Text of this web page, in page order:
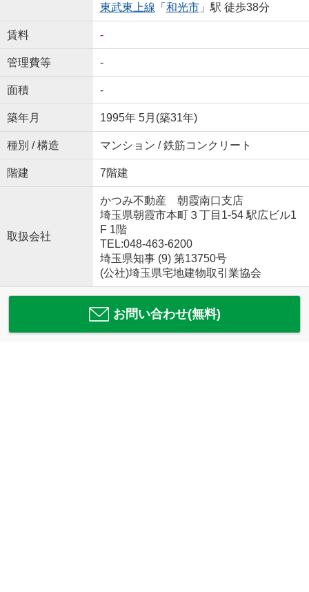
東武東上線 「 和光市」駅 徒歩38分
賃料 -
管理費等 -
面積 -
築年月 1995年 5月(築31年)
種別 / 構造 マンション / 鉄筋コンクリート
階建 7階建
取扱会社
かつみ不動産 朝霞南口支店
埼玉県朝霞市本町３丁目1-54 駅広ビル1
F 1階
TEL:048-463-6200
埼玉県知事 (9) 第13750号
(公社)埼玉県宅地建物取引業協会
お問い合わせ(無料)